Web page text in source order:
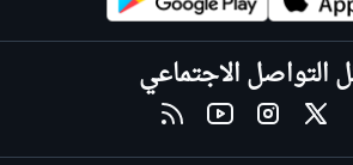
التواصل الاجتماعي